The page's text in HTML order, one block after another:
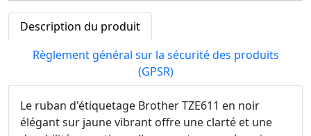
Description du produit
Règlement général sur la sécurité des produits
(GPSR)
Le ruban d'étiquetage Brother TZE611 en noir
élégant sur jaune vibrant offre une clarté et une